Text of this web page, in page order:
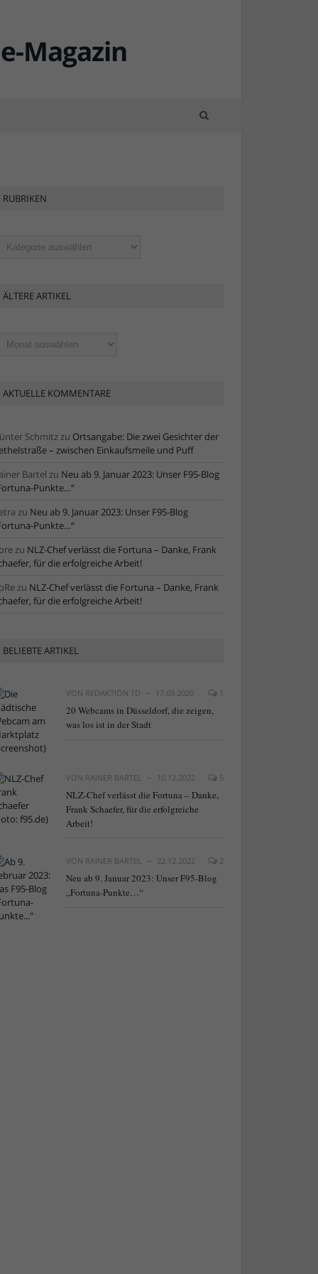
RUBRIKEN
ÄLTERE ARTIKEL
AKTUELLE KOMMENTARE
Schmitzzu Ortsangabe: Die zwei Gesichter der
– zwischen Einkaufsmeile und Puff
Bartel zu Neu ab 9. Januar 2023: Unser F95-Blog
Punkte…“
zu Neu ab 9. Januar 2023: Unser F95-Blog
Punkte…“
zu NLZ-Chef verlässt die Fortuna – Danke, Frank
für die erfolgreiche Arbeit!
zu NLZ-Chef verlässt die Fortuna – Danke, Frank
für die erfolgreiche Arbeit!
BELIEBTE ARTIKEL
VON REDAKTION TD 17.09.2020 1
20 Webcams in Düsseldorf, die zeigen,
was los ist in der Stadt
VON RAINER BARTEL 10.12.2022 5
NLZ-Chef verlässt die Fortuna – Danke,
Frank Schaefer, für die erfolgreiche
Arbeit!
VON RAINER BARTEL 22.12.2022 2
Neu ab 9. Januar 2023: Unser F95-Blog
„Fortuna-Punkte…“